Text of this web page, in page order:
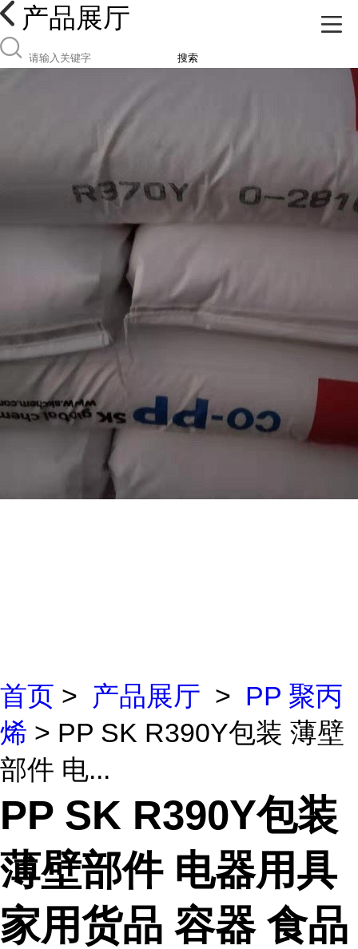
产品展厅
搜索
首页 > 产品展厅 > PP 聚丙
烯 > PP SK R390Y包装 薄壁
部件 电...
PP SK R390Y包装
薄壁部件 电器用具
家用货品 容器 食品